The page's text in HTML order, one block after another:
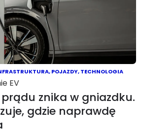
,POJAZDY,TECHNOLOGIA
EV
prądu znika w gniazdku.
gdzie naprawdę